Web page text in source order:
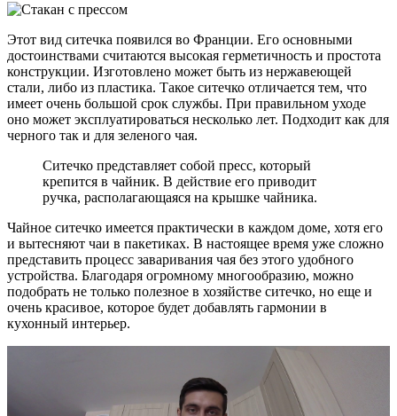
Этот вид ситечка появился во Франции. Его основными
достоинствами считаются высокая герметичность и простота
конструкции. Изготовлено может быть из нержавеющей
стали, либо из пластика. Такое ситечко отличается тем, что
имеет очень большой срок службы. При правильном уходе
оно может эксплуатироваться несколько лет. Подходит как для
черного так и для зеленого чая.
Ситечко представляет собой пресс, который
крепится в чайник. В действие его приводит
ручка, располагающаяся на крышке чайника.
Чайное ситечко имеется практически в каждом доме, хотя его
и вытесняют чаи в пакетиках. В настоящее время уже сложно
представить процесс заваривания чая без этого удобного
устройства. Благодаря огромному многообразию, можно
подобрать не только полезное в хозяйстве ситечко, но еще и
очень красивое, которое будет добавлять гармонии в
кухонный интерьер.